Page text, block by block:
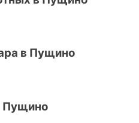
в Пущино
Пущино